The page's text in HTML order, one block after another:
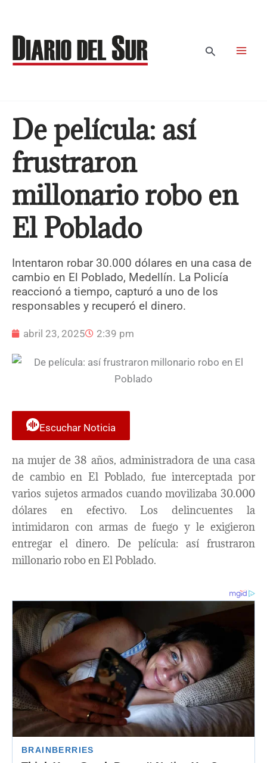
contenido
Buscar
De película: así
frustraron
millonario robo en
El Poblado
Intentaron robar 30.000 dólares en una casa de
cambio en El Poblado, Medellín. La Policía
reaccionó a tiempo, capturó a uno de los
responsables y recuperó el dinero.
abril 23, 2025 2:39 pm
Escuchar Noticia
na mujer de 38 años, administradora de una casa
de cambio en El Poblado, fue interceptada por
varios sujetos armados cuando movilizaba 30.000
dólares en efectivo. Los delincuentes la
intimidaron con armas de fuego y le exigieron
entregar el dinero. De película: así frustraron
millonario robo en El Poblado.